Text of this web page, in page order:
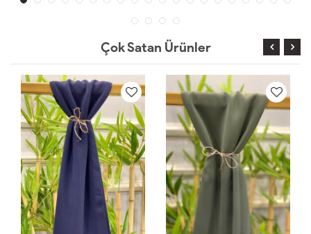
Çok Satan Ürünler